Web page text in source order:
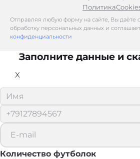
Политика
Отправляя любую форму на сайте, Вы даёте
обработку персональных данных и
конфиденциальности
Заполните данные и
X
Количество футболок